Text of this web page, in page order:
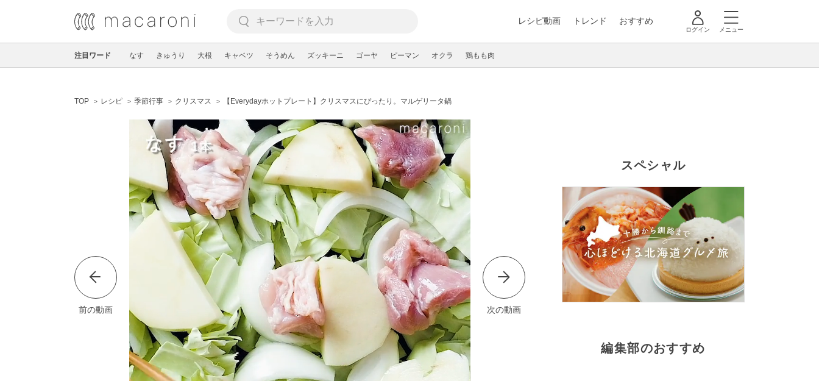
レシピ動画 トレンド おすすめ
ログイン メニュー
注目ワード なす きゅうり 大根 キャベツ そうめん ズッキーニ ゴーヤ ピーマン オクラ 鶏もも肉
TOP レシピ 季節行事 クリスマス 【Everydayホットプレート】クリスマスにぴったり。マルゲリータ鍋
前の動画 次の動画
スペシャル
編集部のおすすめ